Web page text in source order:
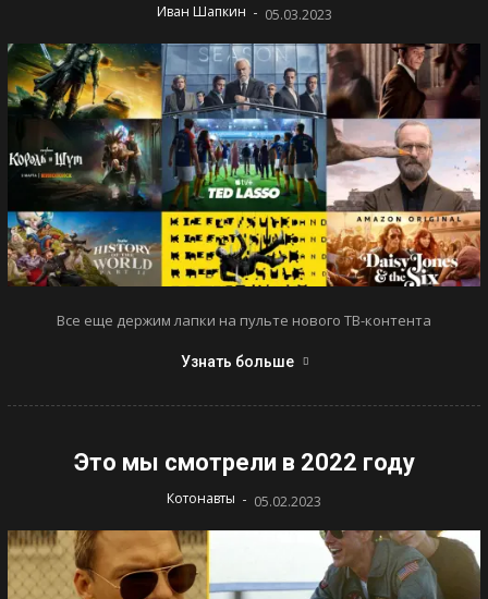
Иван Шапкин - 05.03.2023
Все еще держим лапки на пульте нового ТВ-контента
Узнать больше
Это мы смотрели в 2022 году
Котонавты - 05.02.2023